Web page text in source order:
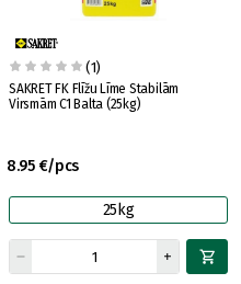
(1)
SAKRET FK Flīžu Līme Stabilām
Virsmām C1 Balta (25kg)
8.95 €/pcs
25kg